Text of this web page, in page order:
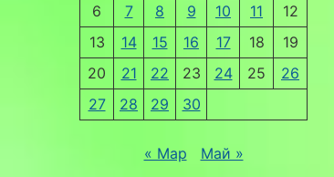
6
7 8 9 10 11
12
13
14 15 16 17 18
19
20
21 22 23 24 25
26
27
28 29 30
« Мар Май »